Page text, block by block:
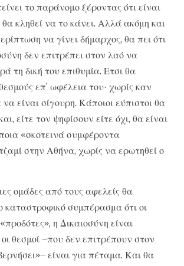
το παράνομο ξέροντας ότι είναι
θα κληθεί να το κάνει. Αλλά ακόμη και
να γίνει δήμαρχος, θα πει ότι
δεν επιτρέπει στον λαό να
τη δική του επιθυμία. Ετσι θα
επ’ ωφέλεια του· χωρίς καν
είναι σίγουρη. Κάποιοι εύπιστοι θα
είτε τον ψηφίσουν είτε όχι, θα είναι
«σκοτεινά συμφέροντα
στην Αθήνα, χωρίς να ερωτηθεί ο
ομάδες από τους αφελείς θα
καταστροφικό συμπέρασμα ότι οι
«προδότες», η Δικαιοσύνη είναι
θεσμοί –που δεν επιτρέπουν στον
είναι για πέταμα. Και θα